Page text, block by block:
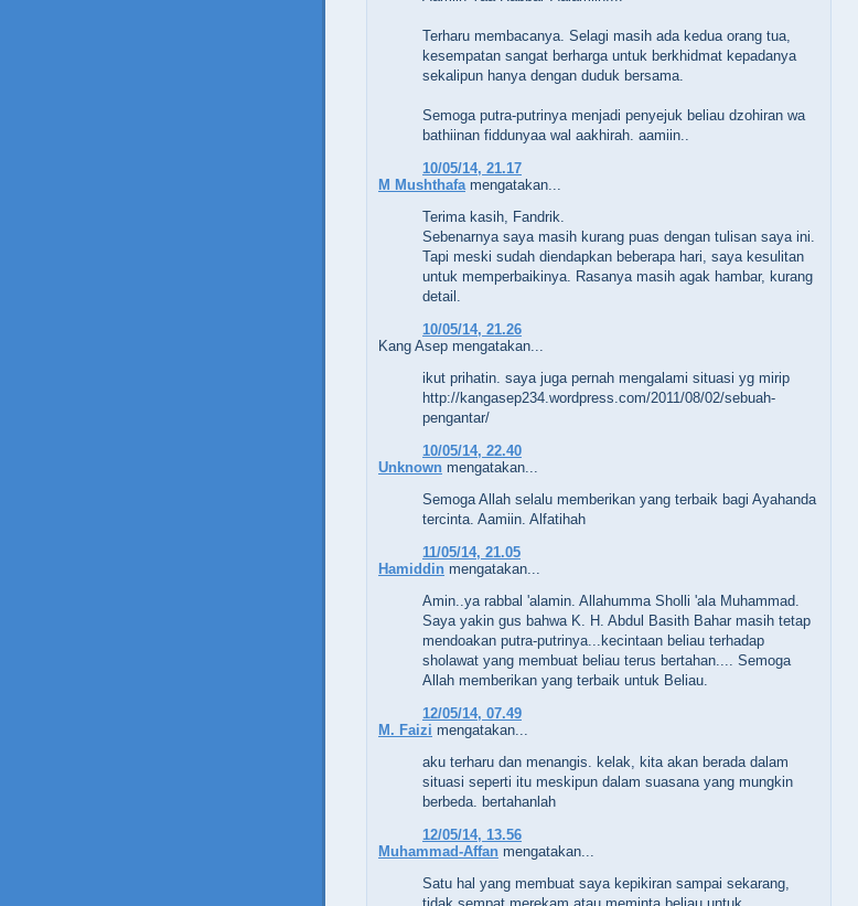
Terharu membacanya. Selagi masih ada kedua orang tua,
kesempatan sangat berharga untuk berkhidmat kepadanya
sekalipun hanya dengan duduk bersama.
Semoga putra-putrinya menjadi penyejuk beliau dzohiran wa
bathiinan fiddunyaa wal aakhirah. aamiin..
10/05/14, 21.17
M Mushthafa mengatakan...
Terima kasih, Fandrik.
Sebenarnya saya masih kurang puas dengan tulisan saya ini.
Tapi meski sudah diendapkan beberapa hari, saya kesulitan
untuk memperbaikinya. Rasanya masih agak hambar, kurang
detail.
10/05/14, 21.26
Kang Asep mengatakan...
ikut prihatin. saya juga pernah mengalami situasi yg mirip
http://kangasep234.wordpress.com/2011/08/02/sebuah-
pengantar/
10/05/14, 22.40
Unknown mengatakan...
Semoga Allah selalu memberikan yang terbaik bagi Ayahanda
tercinta. Aamiin. Alfatihah
11/05/14, 21.05
Hamiddin mengatakan...
Amin..ya rabbal 'alamin. Allahumma Sholli 'ala Muhammad.
Saya yakin gus bahwa K. H. Abdul Basith Bahar masih tetap
mendoakan putra-putrinya...kecintaan beliau terhadap
sholawat yang membuat beliau terus bertahan.... Semoga
Allah memberikan yang terbaik untuk Beliau.
12/05/14, 07.49
M. Faizi mengatakan...
aku terharu dan menangis. kelak, kita akan berada dalam
situasi seperti itu meskipun dalam suasana yang mungkin
berbeda. bertahanlah
12/05/14, 13.56
Muhammad-Affan mengatakan...
Satu hal yang membuat saya kepikiran sampai sekarang,